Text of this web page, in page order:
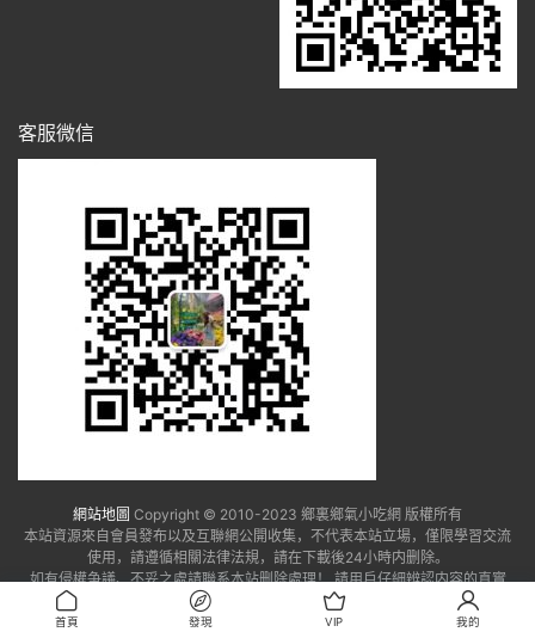
客服微信
網站地圖 Copyright © 2010-2023 鄉裏鄉氣小吃網 版權所有
本站資源來自會員發布以及互聯網公開收集，不代表本站立場，僅限學習交流
使用，請遵循相關法律法規，請在下載後24小時内删除。
如有侵權争議、不妥之處請聯系本站删除處理！ 請用戶仔細辨認内容的真實
性，避免上當受騙！
首頁 發現 VIP 我的